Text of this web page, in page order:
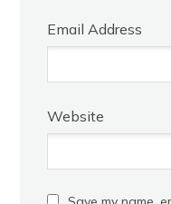
Email Address
Website